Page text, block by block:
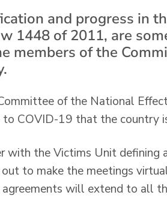
and progress in
1448 of 2011, are
members of the
of the National
COVID-19 that the country
with the Victims Unit defining
to make the meetings
will extend to all